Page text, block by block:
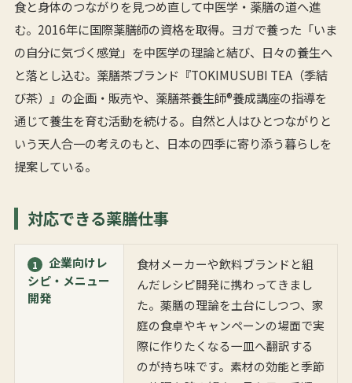
食と身体のつながりを見つめ直して中医学・薬膳の道へ進
む。2016年に国際薬膳師の資格を取得。ヨガで養った「いま
の自分に気づく感覚」を中医学の理論と結び、日々の養生へ
と落とし込む。薬膳茶ブランド『TOKIMUSUBI TEA（季結
び茶）』の企画・販売や、薬膳茶養生師®養成講座の指導を
通じて養生を育む活動を続ける。自然と人はひとつながりと
いう天人合一の考えのもと、日本の四季に寄り添う暮らしを
提案している。
対応できる薬膳仕事
1
企業向けレ
シピ・メニュー
開発
食材メーカーや飲料ブランドと組
んだレシピ開発に携わってきまし
た。薬膳の理論を土台にしつつ、家
庭の食卓やキャンペーンの場面で実
際に作りたくなる一皿へ翻訳する
のが持ち味です。素材の効能と季節